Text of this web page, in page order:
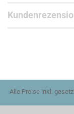
Alle Preise inkl.